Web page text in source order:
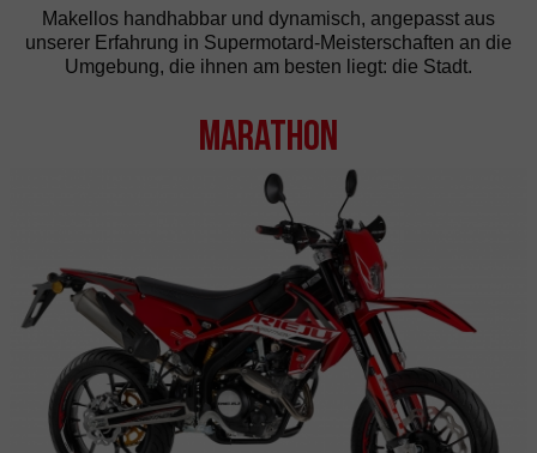
Makellos handhabbar und dynamisch, angepasst aus
unserer Erfahrung in Supermotard-Meisterschaften an die
Umgebung, die ihnen am besten liegt: die Stadt.
Marathon